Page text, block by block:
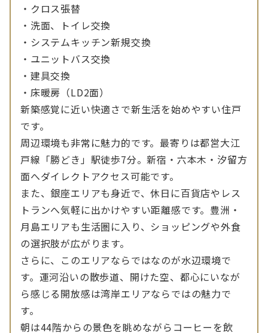
・クロス張替
・洗面、トイレ交換
・システムキッチン新規交換
・ユニットバス交換
・建具交換
・床暖房（LD2面）
新築感覚に近い快適さで新生活を始めやすい住戸
です。
周辺環境も非常に魅力的です。最寄りは都営大江
戸線「勝どき」駅徒歩7分。新宿・六本木・汐留方
面へダイレクトアクセス可能です。
また、銀座エリアも身近で、休日に百貨店やレス
トランへ気軽に出かけやすい距離感です。豊洲・
月島エリアも生活圏に入り、ショッピングや外食
の選択肢が広がります。
さらに、このエリアならではなのが水辺環境で
す。運河沿いの散歩道、開けた空、都心にいなが
ら感じる開放感は湾岸エリアならではの魅力で
す。
朝は44階からの景色を眺めながらコーヒーを飲